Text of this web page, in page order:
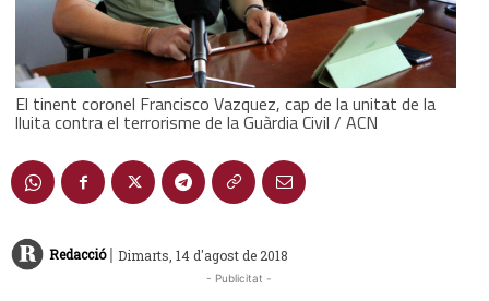
El tinent coronel Francisco Vazquez, cap de la unitat de la
lluita contra el terrorisme de la Guàrdia Civil / ACN
Redacció | Dimarts, 14 d'agost de 2018
- Publicitat -